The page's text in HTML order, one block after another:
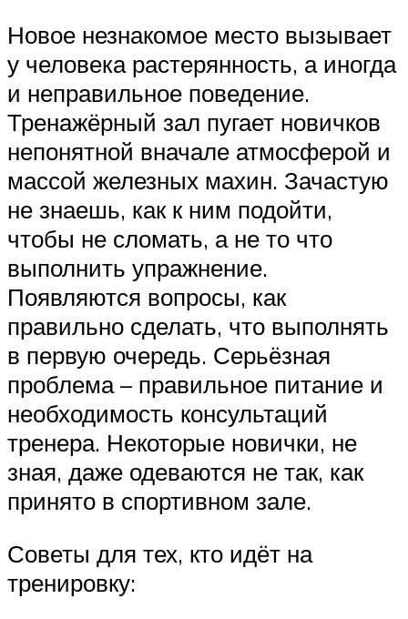
Новое незнакомое место вызывает
у человека растерянность, а иногда
и неправильное поведение.
Тренажёрный зал пугает новичков
непонятной вначале атмосферой и
массой железных махин. Зачастую
не знаешь, как к ним подойти,
чтобы не сломать, а не то что
выполнить упражнение.
Появляются вопросы, как
правильно сделать, что выполнять
в первую очередь. Серьёзная
проблема – правильное питание и
необходимость консультаций
тренера. Некоторые новички, не
зная, даже одеваются не так, как
принято в спортивном зале.
Советы для тех, кто идёт на
тренировку: